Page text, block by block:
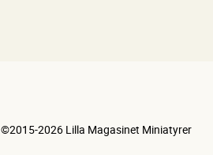
©2015-2026 Lilla Magasinet Miniatyrer